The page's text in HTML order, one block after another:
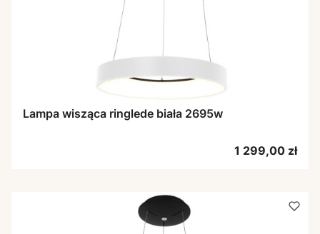
Lampa wisząca ringlede biała 2695w
Cena
1 299,00 zł